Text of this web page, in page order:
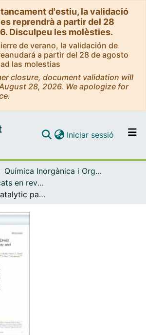
d'estiu, la validació
reprendrà a partir del 28
Disculpeu les molèsties.
de verano, la validación de
a partir del 28 de agosto
las molestias
closure, document validation will
28, 2026. We apologize for
Navega per tot el DD
Iniciar sessió (current)
Química Inorgànica i Orgànica
Articles publicats en revistes (Química Inorgànica i Orgànica)
Two distinct catalytic pathways for GH43 xylanolytic enzymes unveiled by X-ray and QM/MM simulations